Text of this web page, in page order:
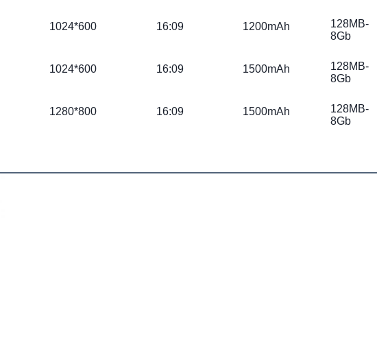
1024*600 16:09 1200mAh
128MB-
8Gb
1024*600 16:09 1500mAh
128MB-
8Gb
1280*800 16:09 1500mAh
128MB-
8Gb